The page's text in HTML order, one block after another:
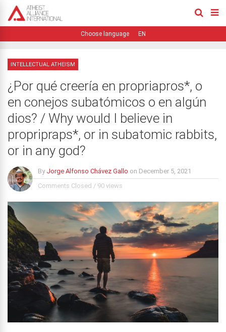
EN
INTELLECTUAL ATHEISM
¿Por qué creería en propriapros*, o
en conejos subatómicos o en algún
dios? / Why would I believe in
propripraps*, or in subatomic rabbits,
or in any god?
By Jorge Alfonso Chávez Gallo on December 5, 2021
Comments Closed / 90 views